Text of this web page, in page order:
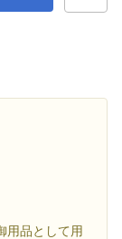
用品として用